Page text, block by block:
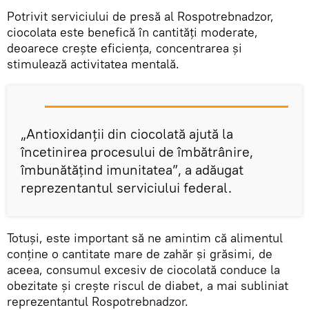
Potrivit serviciului de presă al Rospotrebnadzor,
ciocolata este benefică în cantități moderate,
deoarece crește eficiența, concentrarea și
stimulează activitatea mentală.
„Antioxidanții din ciocolată ajută la
încetinirea procesului de îmbătrânire,
îmbunătăţind imunitatea”, a adăugat
reprezentantul serviciului federal.
Totuşi, este important să ne amintim că alimentul
conține o cantitate mare de zahăr și grăsimi, de
aceea, consumul excesiv de ciocolată conduce la
obezitate și crește riscul de diabet, a mai subliniat
reprezentantul Rospotrebnadzor.